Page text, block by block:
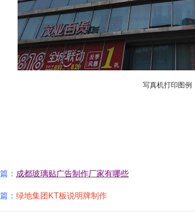
写真机打印图例
： 成都玻璃贴广告制作厂家有哪些
： 绿地集团KT板说明牌制作